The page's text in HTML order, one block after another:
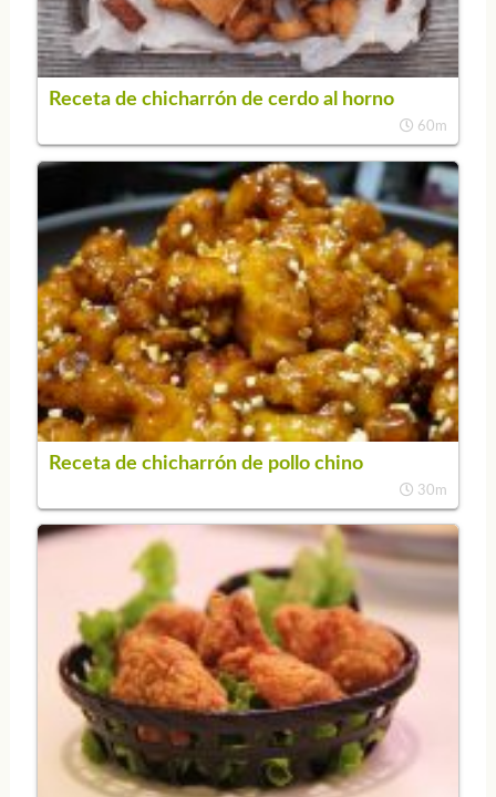
Receta de chicharrón de cerdo al horno
60m
Receta de chicharrón de pollo chino
30m